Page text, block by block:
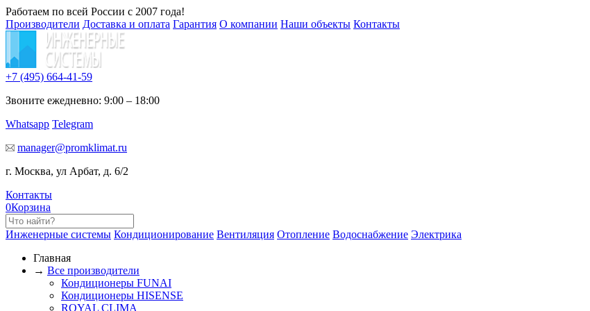
Работаем по всей России с 2007 года!
Производители Доставка и оплата Гарантия О компании Наши объекты Контакты
+7 (495) 664-41-59
Звоните ежедневно: 9:00 – 18:00
Whatsapp Telegram
manager@promklimat.ru
г. Москва, ул Арбат, д. 6/2
Контакты
0Корзина
Инженерные системы Кондиционирование Вентиляция Отопление Водоснабжение Электрика
Главная
→ Все производители
Кондиционеры FUNAI
Кондиционеры HISENSE
ROYAL CLIMA